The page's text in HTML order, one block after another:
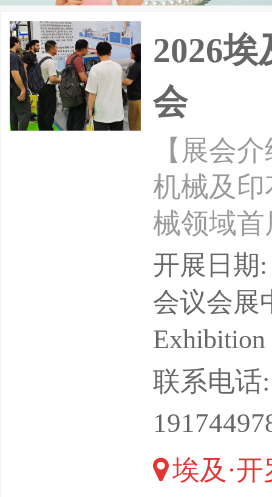
2026
会
【展会
机械及
械领域
为全球
业合作
以来，
的旗舰
mp;TEX
开展日期
会议会展
Exhibition
联系电话
埃及·开